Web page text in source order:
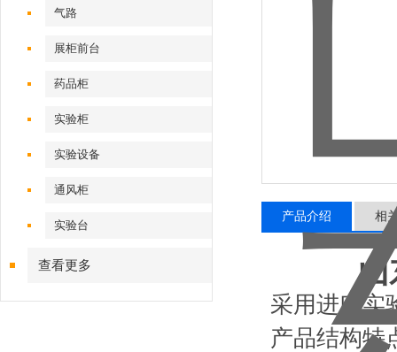
气路
展柜前台
药品柜
实验柜
实验设备
通风柜
实验台
查看更多
产品介绍 相
山
采用进口实
产品结构特